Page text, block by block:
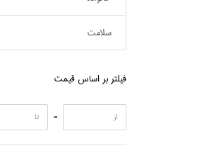
سلامت
فيلتر بر اساس قيمت
-